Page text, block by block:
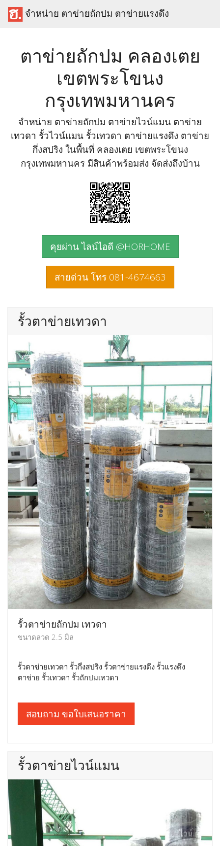
จำหน่าย ตาข่ายถักปม ตาข่ายแรงดึง
ตาข่ายถักปม คลองเตย
เขตพระโขนง
กรุงเทพมหานคร
จำหน่าย ตาข่ายถักปม ตาข่ายไวน์แมน ตาข่าย
เทวดา รั้วไวน์แมน รั้วเทวดา ตาข่ายแรงดึง ตาข่าย
กึ่งสปริง ในพื้นที่ คลองเตย เขตพระโขนง
กรุงเทพมหานคร มีสินค้าพร้อมส่ง จัดส่งถึงบ้าน
คุยผ่าน ไลน์ไอดี @HORHOME
สายด่วน โทร 081-4674663
รั้วตาข่ายเทวดา
รั้วตาข่ายถักปม เทวดา
ขนาดลวด 2.5 มิล
รั้วตาข่ายเทวดา รั้วกึ่งสปริง รั้วตาข่ายแรงดึง รั้วแรงดึง
ตาข่าย รั้วเทวดา รั้วถักปมเทวดา
สอบถาม ขอใบเสนอราคา
รั้วตาข่ายไวน์แมน